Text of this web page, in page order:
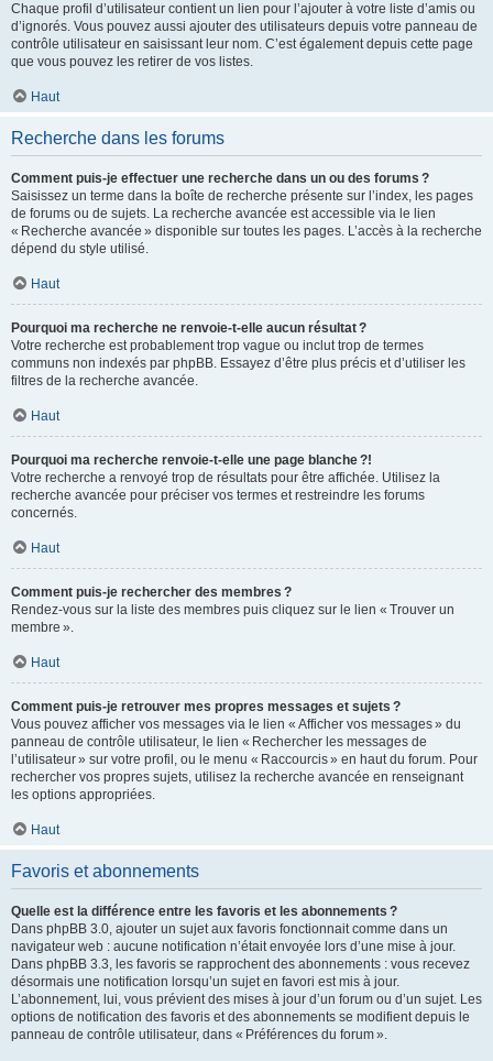
Chaque profil d’utilisateur contient un lien pour l’ajouter à votre liste d’amis ou
d’ignorés. Vous pouvez aussi ajouter des utilisateurs depuis votre panneau de
contrôle utilisateur en saisissant leur nom. C’est également depuis cette page
que vous pouvez les retirer de vos listes.
Haut
Recherche dans les forums
Comment puis-je effectuer une recherche dans un ou des forums ?
Saisissez un terme dans la boîte de recherche présente sur l’index, les pages
de forums ou de sujets. La recherche avancée est accessible via le lien
« Recherche avancée » disponible sur toutes les pages. L’accès à la recherche
dépend du style utilisé.
Haut
Pourquoi ma recherche ne renvoie-t-elle aucun résultat ?
Votre recherche est probablement trop vague ou inclut trop de termes
communs non indexés par phpBB. Essayez d’être plus précis et d’utiliser les
filtres de la recherche avancée.
Haut
Pourquoi ma recherche renvoie-t-elle une page blanche ?!
Votre recherche a renvoyé trop de résultats pour être affichée. Utilisez la
recherche avancée pour préciser vos termes et restreindre les forums
concernés.
Haut
Comment puis-je rechercher des membres ?
Rendez-vous sur la liste des membres puis cliquez sur le lien « Trouver un
membre ».
Haut
Comment puis-je retrouver mes propres messages et sujets ?
Vous pouvez afficher vos messages via le lien « Afficher vos messages » du
panneau de contrôle utilisateur, le lien « Rechercher les messages de
l’utilisateur » sur votre profil, ou le menu « Raccourcis » en haut du forum. Pour
rechercher vos propres sujets, utilisez la recherche avancée en renseignant
les options appropriées.
Haut
Favoris et abonnements
Quelle est la différence entre les favoris et les abonnements ?
Dans phpBB 3.0, ajouter un sujet aux favoris fonctionnait comme dans un
navigateur web : aucune notification n’était envoyée lors d’une mise à jour.
Dans phpBB 3.3, les favoris se rapprochent des abonnements : vous recevez
désormais une notification lorsqu’un sujet en favori est mis à jour.
L’abonnement, lui, vous prévient des mises à jour d’un forum ou d’un sujet. Les
options de notification des favoris et des abonnements se modifient depuis le
panneau de contrôle utilisateur, dans « Préférences du forum ».